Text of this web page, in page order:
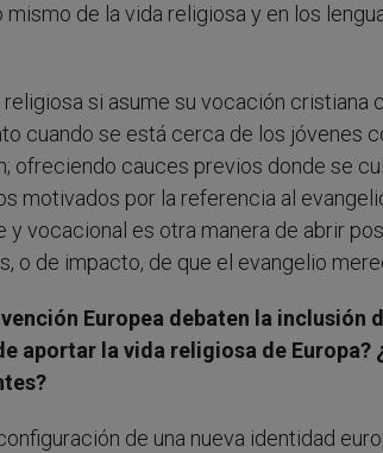
de la vida religiosa y en los
si asume su vocación cristiana
cuando se está cerca de los jóvenes
ofreciendo cauces previos donde se
motivados por la referencia al
vocacional es otra manera de abrir
de impacto, de que el evangelio
Europea debaten la inclusión
aportar la vida religiosa de Europa?
de una nueva identidad